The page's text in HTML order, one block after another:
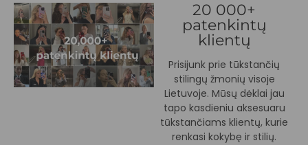
20 000+
patenkintų
klientų
Prisijunk prie tūkstančių
stilingų žmonių visoje
Lietuvoje. Mūsų dėklai jau
tapo kasdieniu aksesuaru
tūkstančiams klientų, kurie
renkasi kokybę ir stilių.